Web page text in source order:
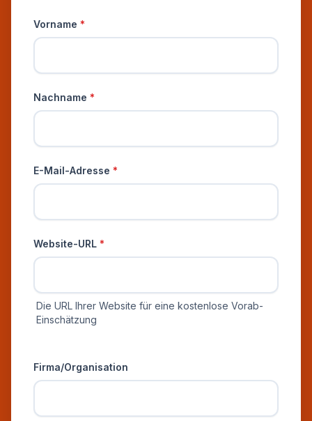
Vorname *
Nachname *
E-Mail-Adresse *
Website-URL *
Die URL Ihrer Website für eine kostenlose Vorab-
Einschätzung
Firma/Organisation